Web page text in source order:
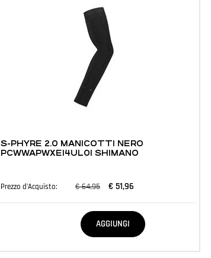
S-PHYRE 2.0 MANICOTTI NERO
PCWWAPWXE14UL01 SHIMANO
Prezzo d'Acquisto: € 64,95 € 51,96
AGGIUNGI